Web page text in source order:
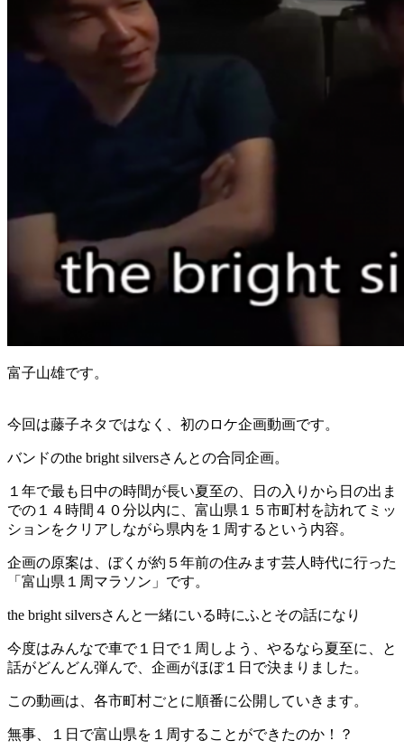
富子山雄です。
今回は藤子ネタではなく、初のロケ企画動画です。
バンドのthe bright silversさんとの合同企画。
１年で最も日中の時間が長い夏至の、日の入りから日の出ま
での１４時間４０分以内に、富山県１５市町村を訪れてミッ
ションをクリアしながら県内を１周するという内容。
企画の原案は、ぼくが約５年前の住みます芸人時代に行った
「富山県１周マラソン」です。
the bright silversさんと一緒にいる時にふとその話になり
今度はみんなで車で１日で１周しよう、やるなら夏至に、と
話がどんどん弾んで、企画がほぼ１日で決まりました。
この動画は、各市町村ごとに順番に公開していきます。
無事、１日で富山県を１周することができたのか！？